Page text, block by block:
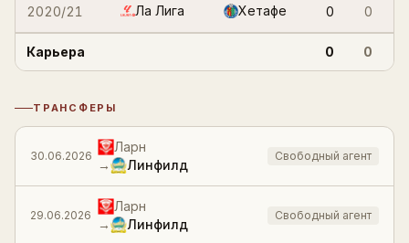
2020/21 Ла Лига Хетафе 0 0
Карьера 0 0
ТРАНСФЕРЫ
История трансферов
30.06.2026
Ларн
→
Линфилд
Свободный агент
29.06.2026
Ларн
→
Линфилд
Свободный агент